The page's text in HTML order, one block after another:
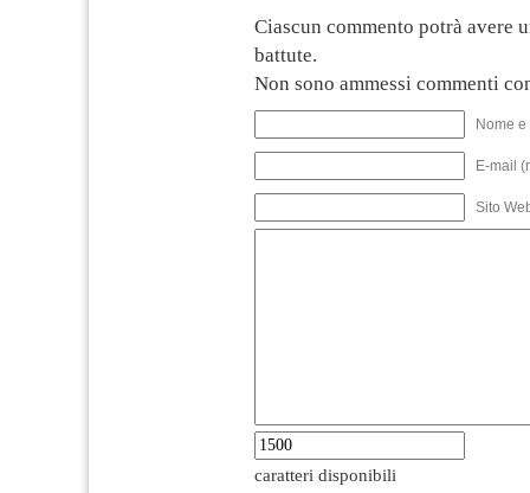
Ciascun commento potrà avere
battute.
Non sono ammessi commenti
Nome
E-mail
Sito
caratteri disponibili